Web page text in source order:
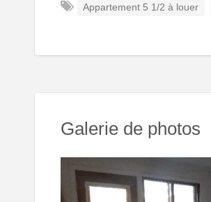
Appartement 5 1/2 à louer
Galerie de photos